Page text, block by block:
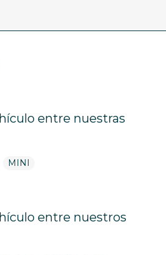
entre nuestras
MINI
entre nuestros